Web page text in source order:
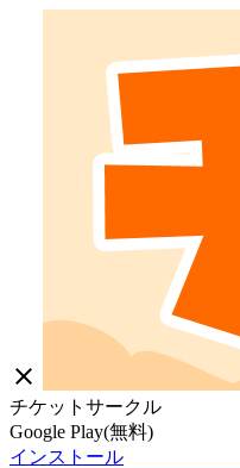
close
チケットサークル
Google Play(無料)
インストール